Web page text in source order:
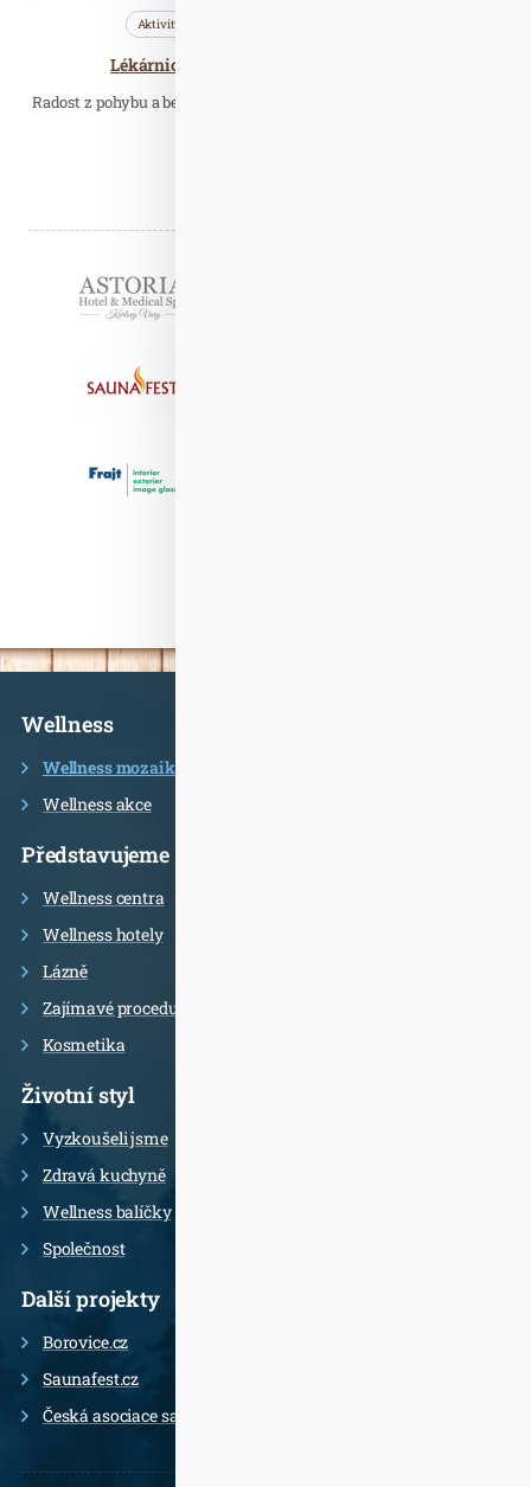
Aktivity
Lékárnice radí: odhalte osteoporózu včas
Radost z pohybu a bezbolestného života je prioritou každého z nás.
Informace
Wellness
Wellness mozaika
Wellness akce
Představujeme
Wellness centra
Wellness hotely
Lázně
Zajímavé procedury
Kosmetika
Životní styl
Vyzkoušeli jsme
Zdravá kuchyně
Wellness balíčky
Společnost
Další projekty
Borovice.cz
Saunafest.cz
Česká asociace saunérů